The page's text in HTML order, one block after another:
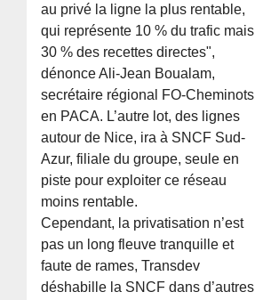
au privé la ligne la plus rentable,
qui représente 10 % du trafic mais
30 % des recettes directes",
dénonce Ali-Jean Boualam,
secrétaire régional FO-Cheminots
en PACA. L’autre lot, des lignes
autour de Nice, ira à SNCF Sud-
Azur, filiale du groupe, seule en
piste pour exploiter ce réseau
moins rentable.
Cependant, la privatisation n’est
pas un long fleuve tranquille et
faute de rames, Transdev
déshabille la SNCF dans d’autres